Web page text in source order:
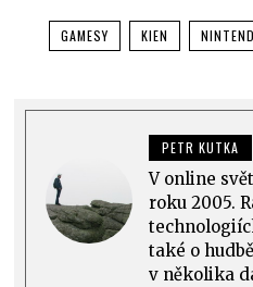
GAMESY KIEN
PETR KUTKA
V online
roku 2005.
také o
v několika